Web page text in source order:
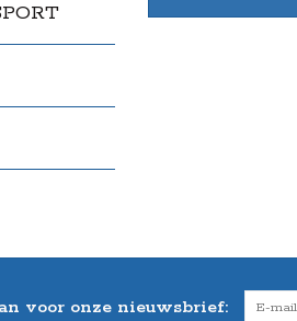
voor onze nieuwsbrief: